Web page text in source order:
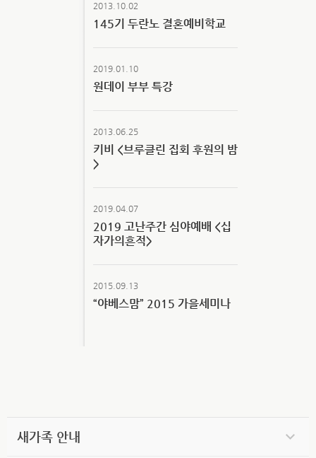
2013.10.02
145기 두란노 결혼예비학교
2019.01.10
원데이 부부 특강
2013.06.25
키비 <브루클린 집회 후원의 밤
>
2019.04.07
2019 고난주간 심야예배 <십
자가의흔적>
2015.09.13
“야베스맘” 2015 가을세미나
새가족 안내